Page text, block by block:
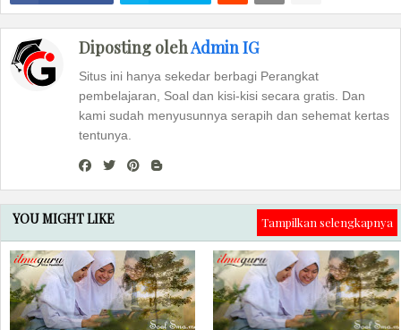
Diposting olehAdmin IG
Situs ini hanya sekedar berbagi Perangkat
pembelajaran, Soal dan kisi-kisi secara gratis. Dan
kami sudah menyusunnya serapih dan sehemat kertas
tentunya.
YOU MIGHT LIKE Tampilkan selengkapnya